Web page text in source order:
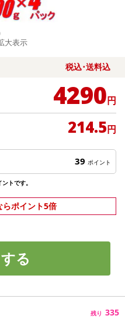
大表示
税込･送料込
4290円
214.5円
39 ポイント
トです。
ポイント5倍
る
残り 335